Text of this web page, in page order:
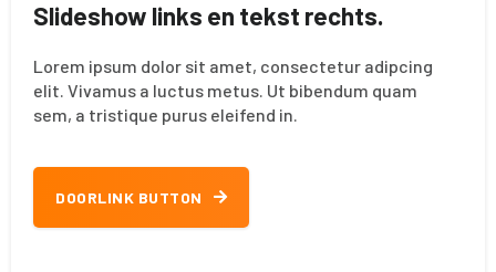
Slideshow links en tekst rechts.
Lorem ipsum dolor sit amet, consectetur adipcing
elit. Vivamus a luctus metus. Ut bibendum quam
sem, a tristique purus eleifend in.
DOORLINK BUTTON